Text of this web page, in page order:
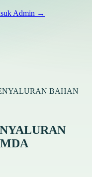
Admin →
BAHAN